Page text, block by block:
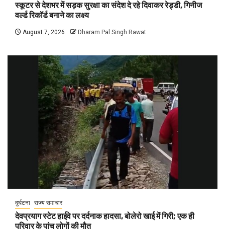
स्कूटर से देशभर में सड़क सुरक्षा का संदेश दे रहे दिवाकर रेड्डी, गिनीज
वर्ल्ड रिकॉर्ड बनाने का लक्ष्य
August 7, 2026 Dharam Pal Singh Rawat
दुर्घटना राज्य समाचार
देवप्रयाग स्टेट हाईवे पर दर्दनाक हादसा, बोलेरो खाई में गिरी; एक ही
परिवार के पांच लोगों की मौत